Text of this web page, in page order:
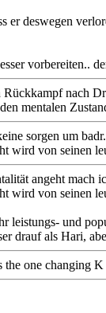
er deswegen
vorbereiten..
nach
mentalen
sorgen um
von seinen
angeht mach
von seinen
und
drauf als Hari,
the one changing K